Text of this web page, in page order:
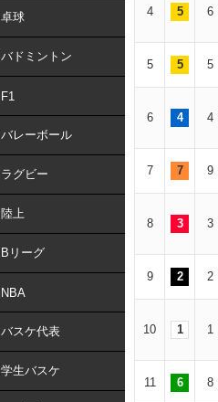
卓球
バドミントン
F1
バレーボール
ラグビー
陸上
Bリーグ
NBA
バスケ代表
学生バスケ
4 5 6
5 5 5
6 4 4
7 7 9
8 3 3
9 2 2
10 1 1
11 6 8